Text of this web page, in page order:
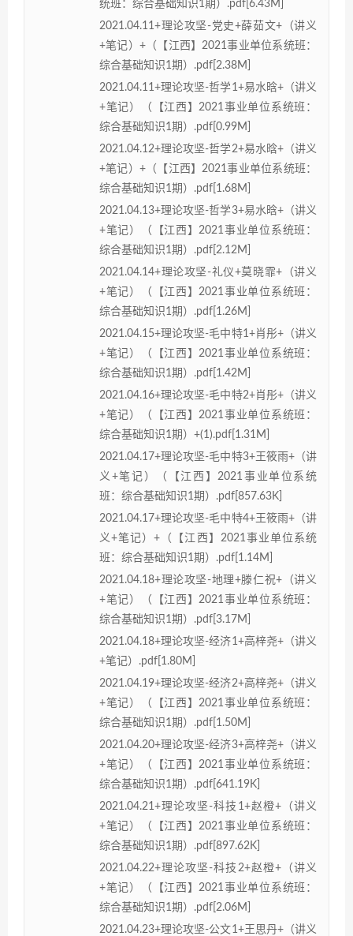
统班：综合基础知识1期）.pdf[6.43M]
2021.04.11+理论攻坚-党史+薛茹文+（讲义
+笔记）+（【江西】2021事业单位系统班：
综合基础知识1期）.pdf[2.38M]
2021.04.11+理论攻坚-哲学1+易水晗+（讲义
+笔记）（【江西】2021事业单位系统班：
综合基础知识1期）.pdf[0.99M]
2021.04.12+理论攻坚-哲学2+易水晗+（讲义
+笔记）+（【江西】2021事业单位系统班：
综合基础知识1期）.pdf[1.68M]
2021.04.13+理论攻坚-哲学3+易水晗+（讲义
+笔记）（【江西】2021事业单位系统班：
综合基础知识1期）.pdf[2.12M]
2021.04.14+理论攻坚-礼仪+莫晓霏+（讲义
+笔记）（【江西】2021事业单位系统班：
综合基础知识1期）.pdf[1.26M]
2021.04.15+理论攻坚-毛中特1+肖彤+（讲义
+笔记）（【江西】2021事业单位系统班：
综合基础知识1期）.pdf[1.42M]
2021.04.16+理论攻坚-毛中特2+肖彤+（讲义
+笔记）（【江西】2021事业单位系统班：
综合基础知识1期）+(1).pdf[1.31M]
2021.04.17+理论攻坚-毛中特3+王筱雨+（讲
义+笔记）（【江西】2021事业单位系统
班：综合基础知识1期）.pdf[857.63K]
2021.04.17+理论攻坚-毛中特4+王筱雨+（讲
义+笔记）+（【江西】2021事业单位系统
班：综合基础知识1期）.pdf[1.14M]
2021.04.18+理论攻坚-地理+滕仁祝+（讲义
+笔记）（【江西】2021事业单位系统班：
综合基础知识1期）.pdf[3.17M]
2021.04.18+理论攻坚-经济1+高梓尧+（讲义
+笔记）.pdf[1.80M]
2021.04.19+理论攻坚-经济2+高梓尧+（讲义
+笔记）（【江西】2021事业单位系统班：
综合基础知识1期）.pdf[1.50M]
2021.04.20+理论攻坚-经济3+高梓尧+（讲义
+笔记）（【江西】2021事业单位系统班：
综合基础知识1期）.pdf[641.19K]
2021.04.21+理论攻坚-科技1+赵橙+（讲义
+笔记）（【江西】2021事业单位系统班：
综合基础知识1期）.pdf[897.62K]
2021.04.22+理论攻坚-科技2+赵橙+（讲义
+笔记）（【江西】2021事业单位系统班：
综合基础知识1期）.pdf[2.06M]
2021.04.23+理论攻坚-公文1+王思丹+（讲义